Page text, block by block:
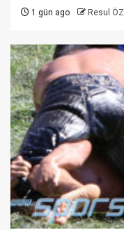
1 gün ago Resul